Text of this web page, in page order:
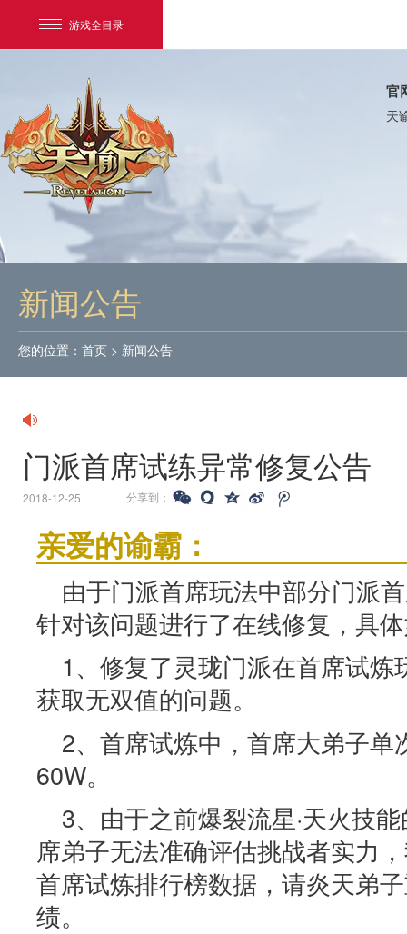
游戏全目录
网易游戏
我的足迹：
官
天
新闻公告
您的位置： 首页 > 新闻公告
门派首席试练异常修复公告
2018-12-25 分享到：
亲爱的谕霸：
由于门派首席玩法中部分门派
针对该问题进行了在线修复，具
1、修复了灵珑门派在首席试
获取无双值的问题。
2、首席试炼中，首席大弟子单
60W。
3、由于之前爆裂流星·天火技
席弟子无法准确评估挑战者实力
首席试炼排行榜数据，请炎天弟
绩。